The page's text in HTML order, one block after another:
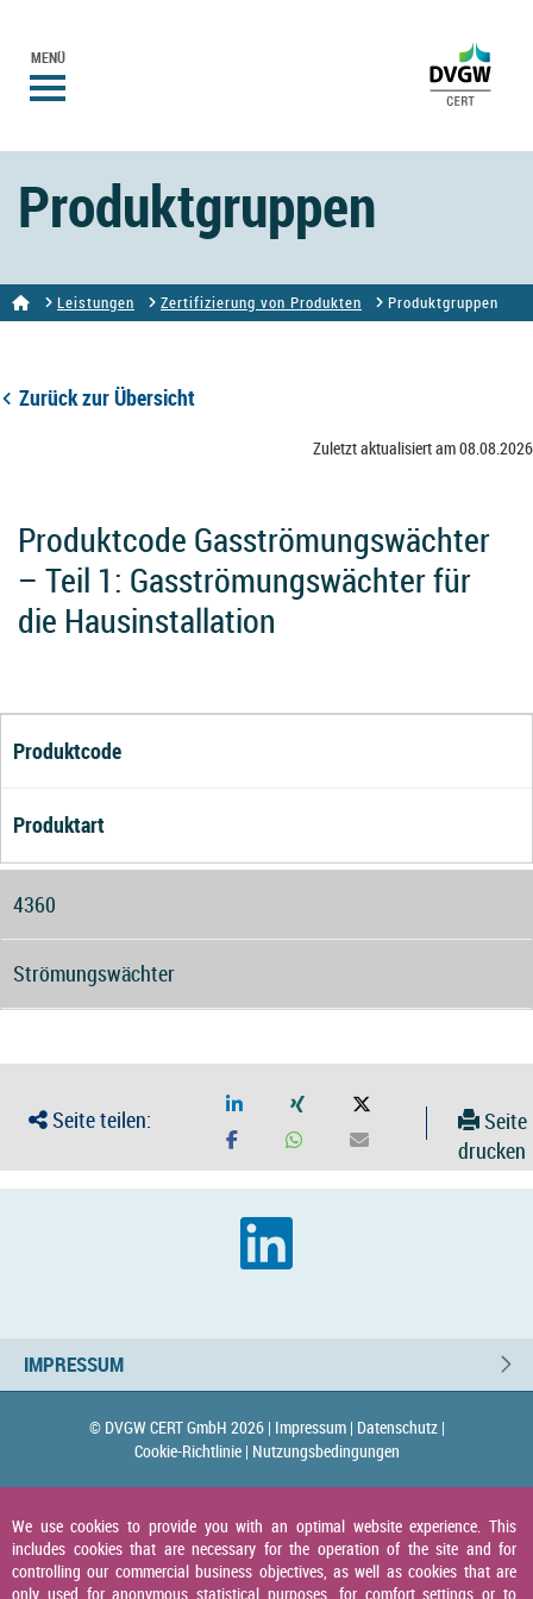
MENÜ
Produktgruppen
Leistungen Zertifizierung von Produkten Produktgruppen
Zurück zur Übersicht
Zuletzt aktualisiert am 08.08.2026
Produktcode Gasströmungswächter
– Teil 1: Gasströmungswächter für
die Hausinstallation
Produktcode
Produktart
4360
Strömungswächter
Seite teilen:
Seite
drucken
IMPRESSUM
© DVGW CERT GmbH 2026 | Impressum | Datenschutz |
Cookie-Richtlinie | Nutzungsbedingungen
We use cookies to provide you with an optimal website experience. This
includes cookies that are necessary for the operation of the site and for
controlling our commercial business objectives, as well as cookies that are
only used for anonymous statistical purposes, for comfort settings or to